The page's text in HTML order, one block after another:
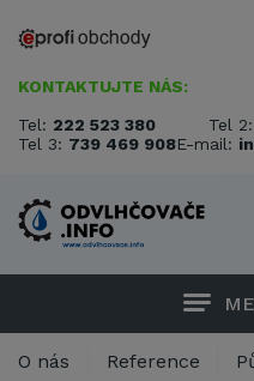
KONTAKTUJTE NÁS:
Tel: 222 523 380 Tel 2:
Tel 3: 739 469 908E-mail:
O nás Reference